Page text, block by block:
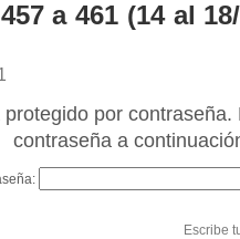
a 461 (14 al
por
contraseña a
Escribe